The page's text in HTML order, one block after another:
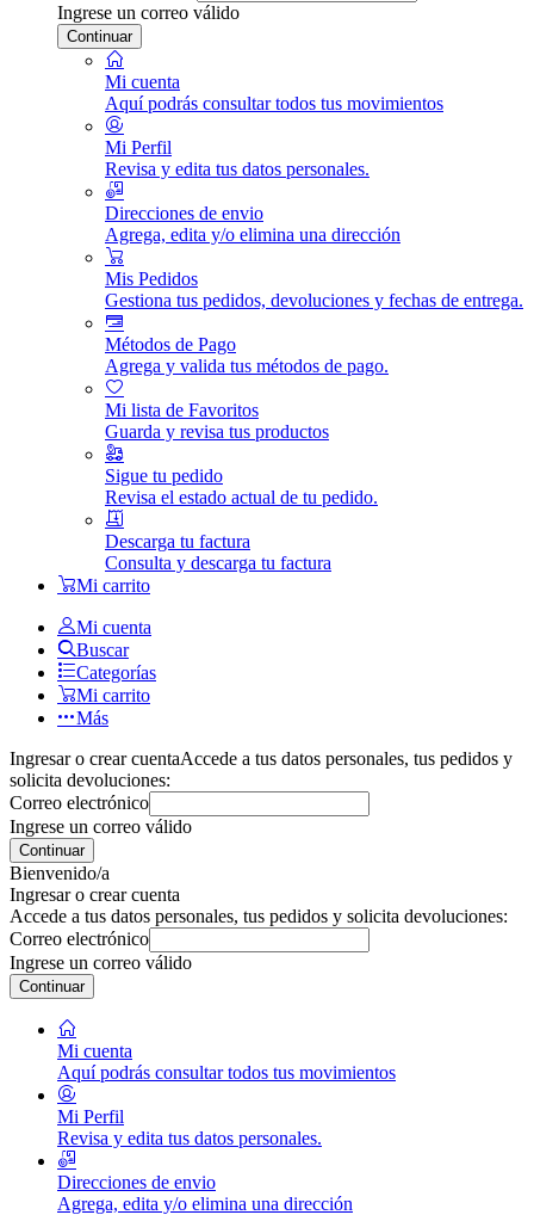
Ingrese un correo válido
Continuar
Mi cuenta
Aquí podrás consultar todos tus movimientos
Mi Perfil
Revisa y edita tus datos personales.
Direcciones de envio
Agrega, edita y/o elimina una dirección
Mis Pedidos
Gestiona tus pedidos, devoluciones y fechas de entrega.
Métodos de Pago
Agrega y valida tus métodos de pago.
Mi lista de Favoritos
Guarda y revisa tus productos
Sigue tu pedido
Revisa el estado actual de tu pedido.
Descarga tu factura
Consulta y descarga tu factura
Mi carrito
Mi cuenta
Buscar
Categorías
Mi carrito
Más
Ingresar o crear cuentaAccede a tus datos personales, tus pedidos y
solicita devoluciones:
Correo electrónico
Ingrese un correo válido
Continuar
Bienvenido/a
Ingresar o crear cuenta
Accede a tus datos personales, tus pedidos y solicita devoluciones:
Correo electrónico
Ingrese un correo válido
Continuar
Mi cuenta
Aquí podrás consultar todos tus movimientos
Mi Perfil
Revisa y edita tus datos personales.
Direcciones de envio
Agrega, edita y/o elimina una dirección